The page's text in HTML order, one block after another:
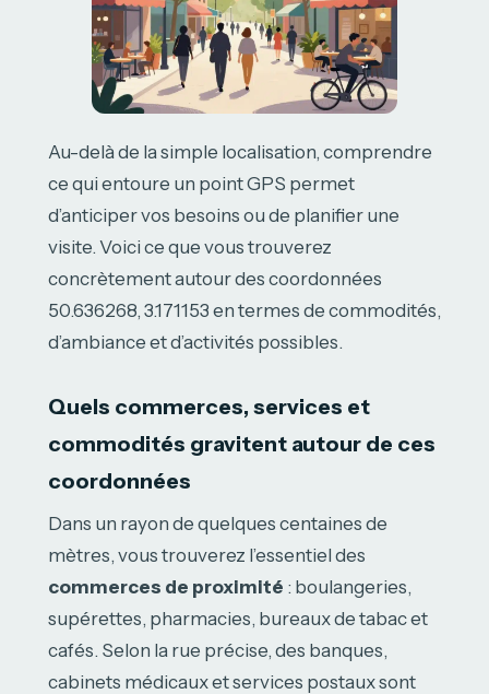
Au-delà de la simple localisation, comprendre
ce qui entoure un point GPS permet
d’anticiper vos besoins ou de planifier une
visite. Voici ce que vous trouverez
concrètement autour des coordonnées
50.636268, 3.171153 en termes de commodités,
d’ambiance et d’activités possibles.
Quels commerces, services et
commodités gravitent autour de ces
coordonnées
Dans un rayon de quelques centaines de
mètres, vous trouverez l’essentiel des
commerces de proximité : boulangeries,
supérettes, pharmacies, bureaux de tabac et
cafés. Selon la rue précise, des banques,
cabinets médicaux et services postaux sont